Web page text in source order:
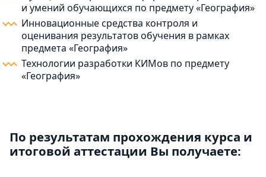
и умений обучающихся по предмету «География»
Инновационные средства контроля и
оценивания результатов обучения в рамках
предмета «География»
Технологии разработки КИМов по предмету
«География»
По результатам прохождения курса и
итоговой аттестации Вы получаете: